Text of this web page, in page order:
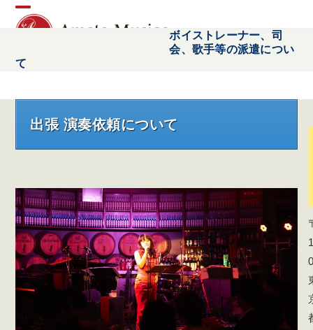
Open
Close
ボイストレーナー、司
会、歌手等の派遣につい
て
出張 演奏依頼について